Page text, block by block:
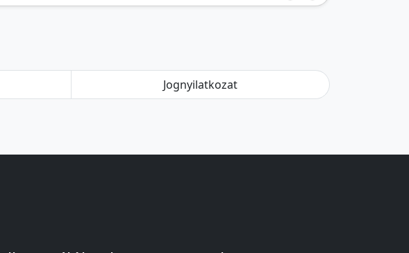
Jognyilatkozat